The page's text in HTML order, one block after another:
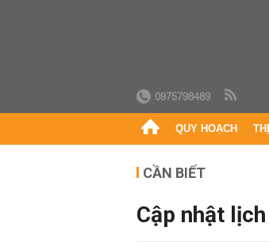
0975798489
QUY HOẠCH
CẦN BIẾT
Cập nhật